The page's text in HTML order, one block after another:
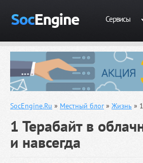
Сервисы
SocEngine.Ru » Местный блог» Жизнь »
1 Терабайт в
и навсегда